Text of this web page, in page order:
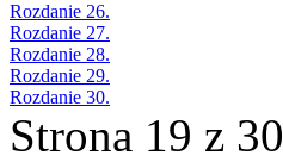
Rozdanie 26.
Rozdanie 27.
Rozdanie 28.
Rozdanie 29.
Rozdanie 30.
Strona 19 z 30